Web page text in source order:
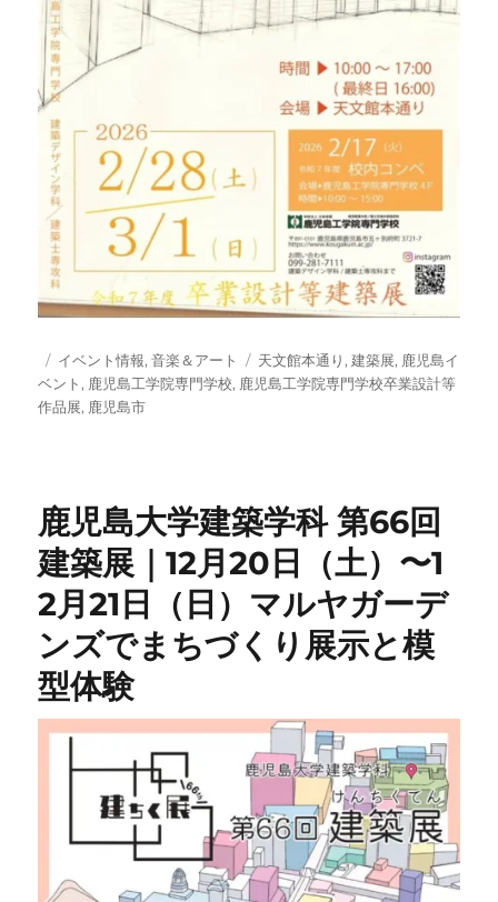
投
稿
日:
カ
テ
ゴ
イベント情報,音楽＆アート
タ
グ
天文館本通り,建築展, 鹿児島イ
ベント, 鹿児島工学院専門学校, 鹿児島工学院専門学校卒業設計等
作品展, 鹿児島市
鹿児島大学建築学科 第66回
建築展｜12月20日（土）〜1
2月21日（日）マルヤガーデ
ンズでまちづくり展示と模
型体験